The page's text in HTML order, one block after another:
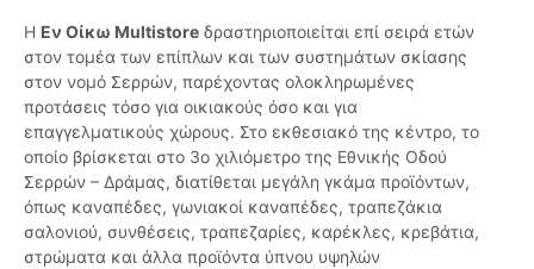
Η Εν Οίκω Multistore δραστηριοποιείται επί σειρά ετών
στον τομέα των επίπλων και των συστημάτων σκίασης
στον νομό Σερρών, παρέχοντας ολοκληρωμένες
προτάσεις τόσο για οικιακούς όσο και για
επαγγελματικούς χώρους. Στο εκθεσιακό της κέντρο, το
οποίο βρίσκεται στο 3ο χιλιόμετρο της Εθνικής Οδού
Σερρών – Δράμας, διατίθεται μεγάλη γκάμα προϊόντων,
όπως καναπέδες, γωνιακοί καναπέδες, τραπεζάκια
σαλονιού, συνθέσεις, τραπεζαρίες, καρέκλες, κρεβάτια,
στρώματα και άλλα προϊόντα ύπνου υψηλών